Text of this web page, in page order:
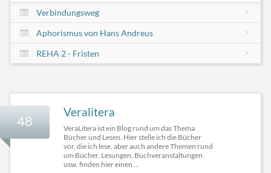
Verbindungsweg
Aphorismus von Hans Andreus
REHA 2 - Fristen
48
Veralitera
VeraLitera ist ein Blog rund um das Thema
Bücher und Lesen. Hier stelle ich die Bücher
vor, die ich lese, aber auch andere Themen rund
um Bücher, Lesungen, Buchveranstaltungen
usw. finden hier einen ...